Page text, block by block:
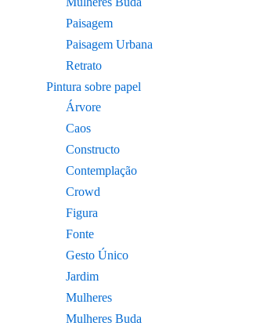
Paisagem
Paisagem Urbana
Retrato
Pintura sobre papel
Árvore
Caos
Constructo
Contemplação
Crowd
Figura
Fonte
Gesto Único
Jardim
Mulheres
Mulheres Buda